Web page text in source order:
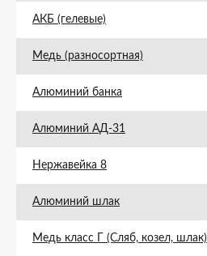
АКБ (гелевые)
Медь (разносортная)
Алюминий банка
Алюминий АД-31
Нержавейка 8
Алюминий шлак
Медь класс Г (Сляб, козел, шлак)